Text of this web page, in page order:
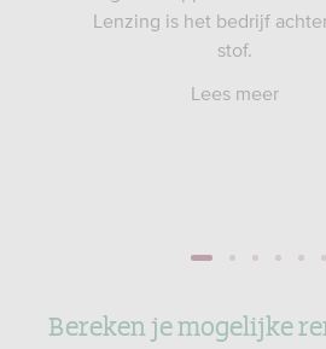
Lenzing is het bedrijf
stof.
Lees meer
Bereken je mogelijke